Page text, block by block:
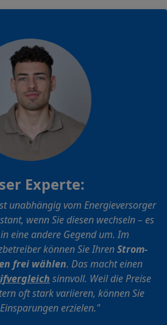
Experte:
unabhängig vom Energieversorger
wenn Sie diesen wechseln – es
eine andere Gegend um. Im
können Sie IhrenStrom-
frei wählen. Das macht einen
sinnvoll. Weil die Preise
oft stark variieren, können Sie
erzielen."